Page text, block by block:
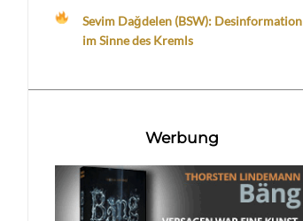
Sevim Dağdelen (BSW): Desinformation
im Sinne des Kremls
Werbung